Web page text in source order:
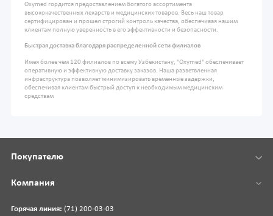
Oxymed гордится предоставлением богатого ассортимента
высококачественных лекарств и медицинских товаров. Весь наш товар
сертифицирован и прошел строгий контроль качества, обеспечивая нашим
клиентам полную уверенность в его эффективности и безопасности.
Быстрая доставка благодаря распределенной сети филиалов
Имея более чем 120 филиалов по всему Узбекистану, "Oxymed" обеспечивает
оперативную и эффективную доставку заказов. Наша разветвленная
инфраструктура позволяет минимизировать временные задержки,
обеспечивая клиентам быстрый доступ к необходимым медицинским
средствам
Горячая линия: (71) 200-03-03
Покупателю
Компания